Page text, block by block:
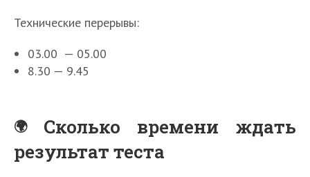
Технические перерывы:
03.00 — 05.00
8.30 — 9.45
Сколько времени ждать
результат теста